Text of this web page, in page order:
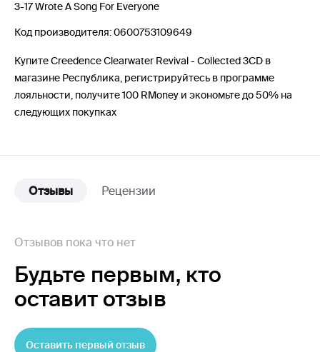
3-17 Wrote A Song For Everyone
Код производителя: 0600753109649
Купите Creedence Clearwater Revival - Collected 3CD в
магазине Республика, регистрируйтесь в программе
лояльности, получите 100 RMoney и экономьте до 50% на
следующих покупках
Отзывы Рецензии
Отзывов пока что нет
Будьте первым, кто
оставит отзыв
Оставить первый отзыв